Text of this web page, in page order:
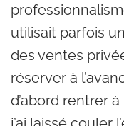
utilisait parfois
des ventes
réserver à
d’abord rentrer